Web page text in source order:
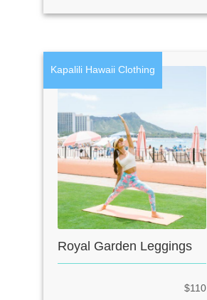
Kapalili Hawaii Clothing
Royal Garden Leggings
$110